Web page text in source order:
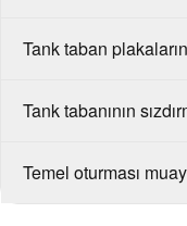
Tank taban
Tank tabanının
Temel oturması